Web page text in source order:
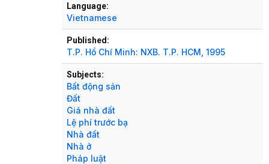
Language:
Vietnamese
Published:
T.P. Hồ Chí Minh: NXB. T.P. HCM, 1995
Subjects:
Bất động sản
Đất
Giá nhà đất
Lệ phí trước bạ
Nhà đất
Nhà ở
Pháp luật